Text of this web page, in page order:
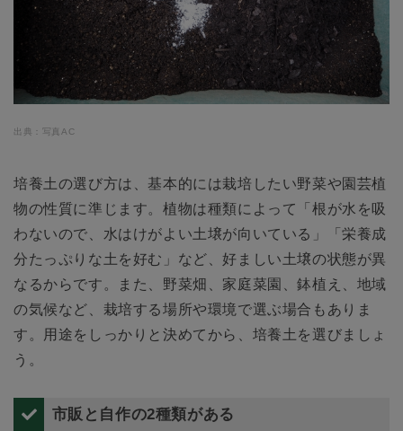
出典：写真AC
培養土の選び方は、基本的には栽培したい野菜や園芸植
物の性質に準じます。植物は種類によって「根が水を吸
わないので、水はけがよい土壌が向いている」「栄養成
分たっぷりな土を好む」など、好ましい土壌の状態が異
なるからです。また、野菜畑、家庭菜園、鉢植え、地域
の気候など、栽培する場所や環境で選ぶ場合もありま
す。用途をしっかりと決めてから、培養土を選びましょ
う。
市販と自作の2種類がある